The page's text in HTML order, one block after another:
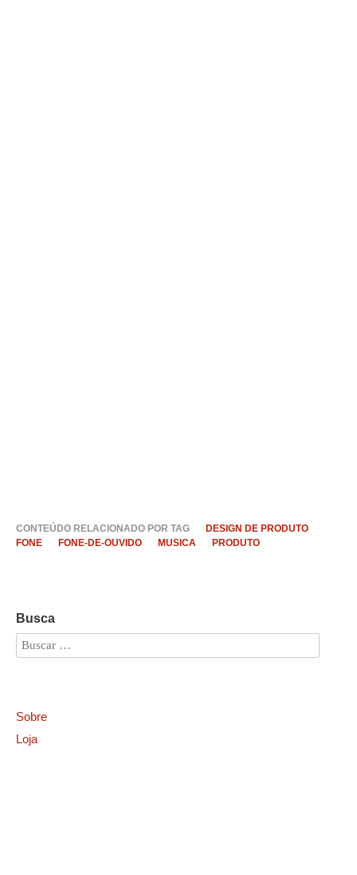
CONTEÚDO RELACIONADO POR TAG
DESIGN DE PRODUTO
FONE
FONE-DE-OUVIDO MUSICA PRODUTO
Busca
Sobre
Loja